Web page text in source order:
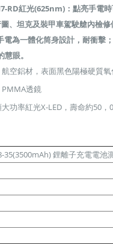
RD紅光(625nm)：點亮手電
、坦克及裝甲車駕駛艙內檢
電為一體化筒身設計，耐衝擊
眼。
空鋁材，表面黑色陽極硬質氧
透鏡
功率紅光X-LED，壽命約50，
35(3500mAh)鋰離子充電電池